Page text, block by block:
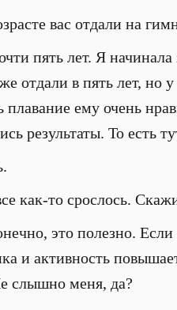
вас отдали на
пять лет. Я начинала
отдали в пять лет, но
плавание ему очень
результаты. То есть
как-то срослось.
это полезно. Если
и активность
слышно меня, да?